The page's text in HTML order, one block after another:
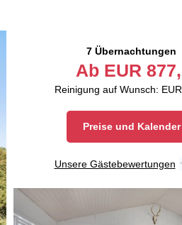
7 Übernachtungen
Ab EUR
Reinigung auf Wunsch:
Preise und Kalender
Unsere Gästebewertungen